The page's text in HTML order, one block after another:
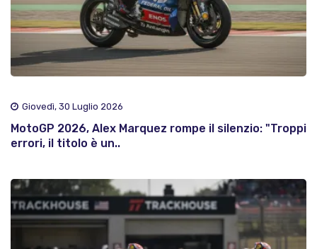
Giovedì, 30 Luglio 2026
MotoGP 2026, Alex Marquez rompe il silenzio: "Troppi
errori, il titolo è un..